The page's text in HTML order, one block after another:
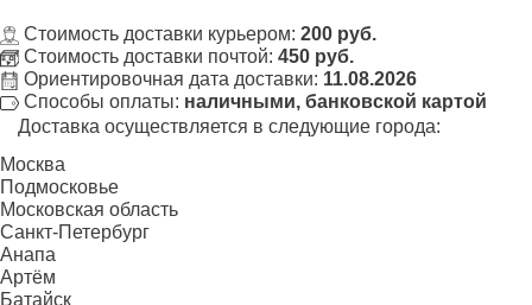
Стоимость доставки курьером: 200 руб.
Стоимость доставки почтой: 450 руб.
Ориентировочная дата доставки: 11.08.2026
Способы оплаты: наличными, банковской картой
Доставка осуществляется в следующие города:
Москва
Подмосковье
Московская область
Санкт-Петербург
Анапа
Артём
Батайск